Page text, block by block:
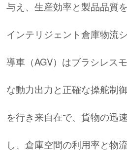
与え、生産効率と製品品質
インテリジェント倉庫物流
導車（AGV）はブラシレス
な動力出力と正確な操舵制
を行き来自在で、貨物の迅
し、倉庫空間の利用率と物